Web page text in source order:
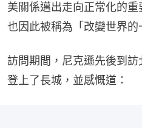
美關係邁出走向正常化的重
也因此被稱為「改變世界的
訪問期間，尼克遜先後到
登上了長城，並感慨道：